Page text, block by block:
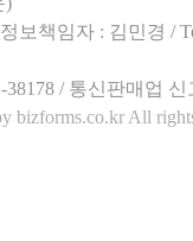
보책임자 : 김민경 /
/ 통신판매업
bizforms.co.kr All